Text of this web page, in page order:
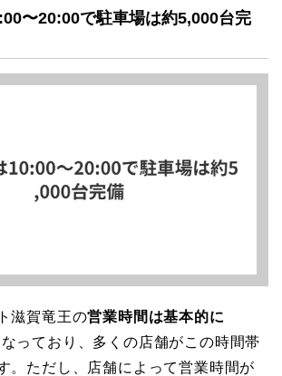
〜20:00で駐車場は約5,000台完
滋賀竜王の営業時間は基本的に
なっており、多くの店舗がこの時間帯
。ただし、店舗によって営業時間が